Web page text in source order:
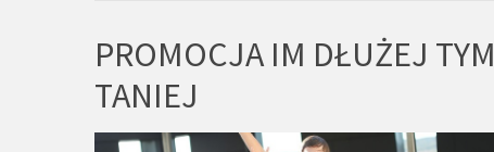
PROMOCJA IM DŁUŻEJ TYM
TANIEJ